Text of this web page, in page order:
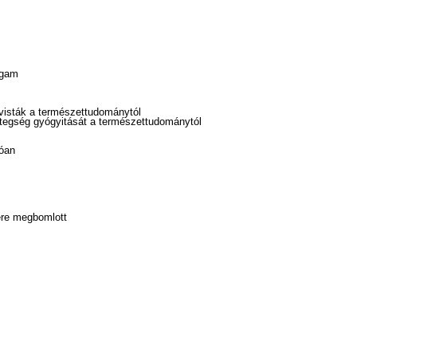
a természettudománytól
gyógyitását a természettudománytól
megbomlott